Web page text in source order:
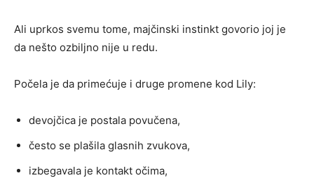
Ali uprkos svemu tome, majčinski instinkt govorio joj je
da nešto ozbiljno nije u redu.
Počela je da primećuje i druge promene kod Lily:
devojčica je postala povučena,
često se plašila glasnih zvukova,
izbegavala je kontakt očima,